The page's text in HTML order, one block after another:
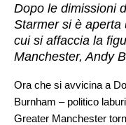
Dopo le dimissioni
Starmer si è aperta
cui si affaccia la
Manchester, Andy
Ora che si avvicina a
Burnham – politico
Greater Manchester